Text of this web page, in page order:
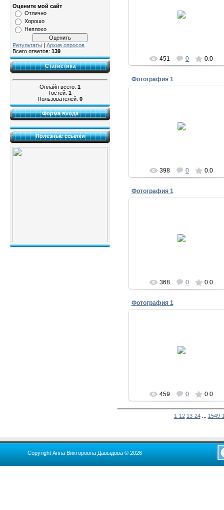
Оцените мой сайт
Отлично
Хорошо
Неплохо
Результаты | Архив опросов
Всего ответов: 139
Статистика
Онлайн всего: 1
Гостей: 1
Пользователей: 0
Форма входа
Полезные ссылки
451 0 0.0
Фотография 1
398 0 0.0
Фотография 1
368 0 0.0
Фотография 1
459 0 0.0
1-12 13-24 1549-
Copyright Анна Викторовна Давыдова © 2026